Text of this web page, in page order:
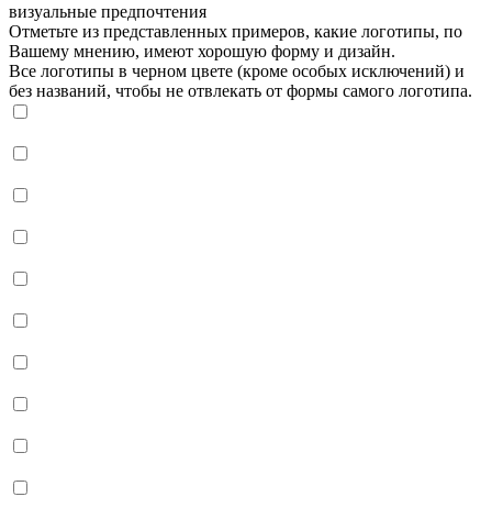
визуальные предпочтения
Отметьте из представленных примеров, какие логотипы, по
Вашему мнению, имеют хорошую форму и дизайн.
Все логотипы в черном цвете (кроме особых исключений) и
без названий, чтобы не отвлекать от формы самого логотипа.